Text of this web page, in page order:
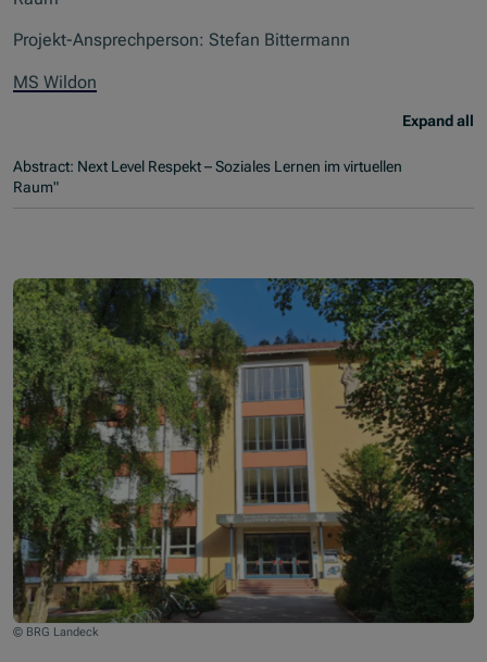
Projekt-Ansprechperson: Stefan Bittermann
MS Wildon
Expand all
Abstract: Next Level Respekt – Soziales Lernen im virtuellen
Raum"
© BRG Landeck